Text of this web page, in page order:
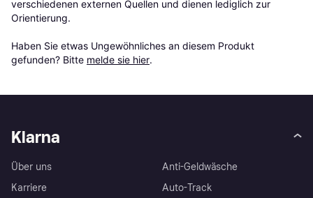
verschiedenen externen Quellen und dienen lediglich zur
Orientierung.
Haben Sie etwas Ungewöhnliches an diesem Produkt
gefunden? Bitte melde sie hier.
Klarna
Über uns
Karriere
Anti-Geldwäsche
Auto-Track